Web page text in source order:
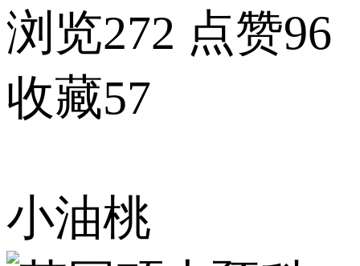
浏览272 点赞96
收藏57
小油桃